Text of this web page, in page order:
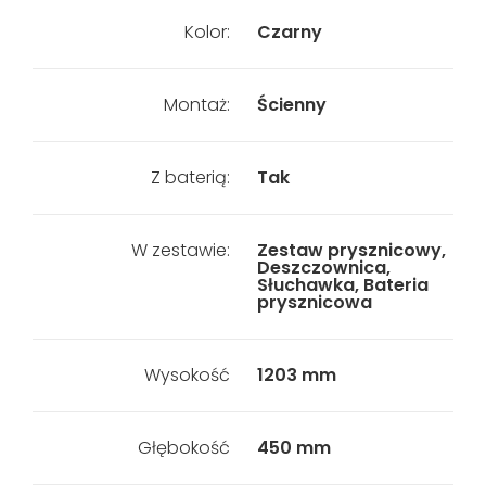
Kolor: Czarny
Montaż: Ścienny
Z baterią: Tak
W zestawie: Zestaw prysznicowy,
Deszczownica,
Słuchawka, Bateria
prysznicowa
Wysokość 1203 mm
Głębokość 450 mm